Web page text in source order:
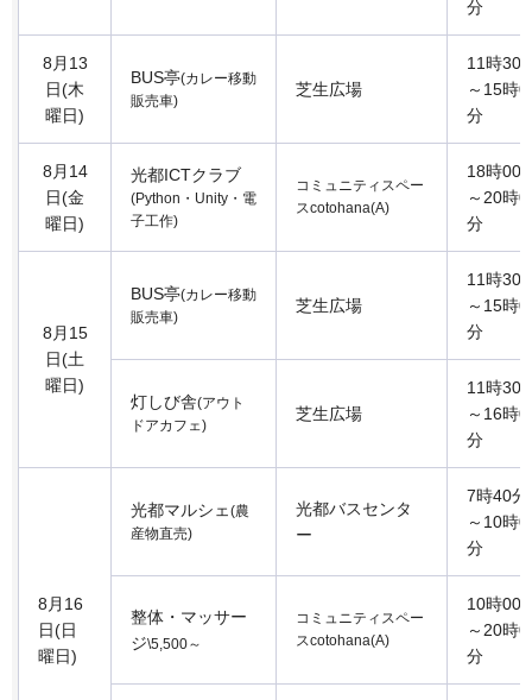
分
8月13
日(木
曜日)
BUS亭(カレー移動
販売車)
芝生広場
11時30
～15時
分
8月14
日(金
曜日)
光都ICTクラブ
(Python・Unity・電
子工作)
コミュニティスペー
スcotohana(A)
18時00
～20時
分
8月15
日(土
曜日)
BUS亭(カレー移動
販売車)
芝生広場
11時30
～15時
分
灯しび舎(アウト
ドアカフェ)
芝生広場
11時30
～16時
分
8月16
日(日
曜日)
光都マルシェ (農
産物直売)
光都バスセンタ
ー
7時40分
～10時
分
整体・マッサー
ジ\5,500～
コミュニティスペー
スcotohana(A)
10時00
～20時
分